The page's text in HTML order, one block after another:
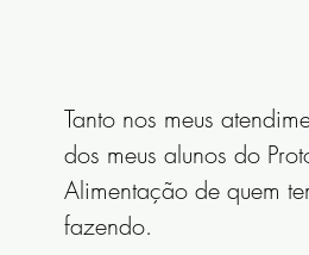
Tanto nos meus
dos meus alunos do
Alimentação de quem
fazendo.